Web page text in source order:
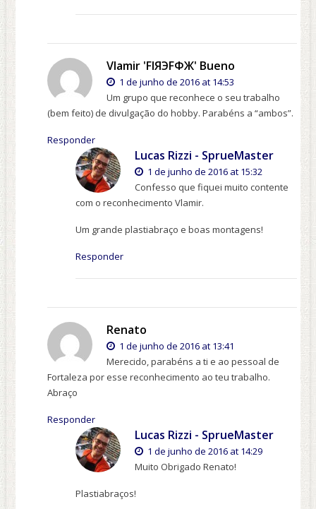
Vlamir 'FІЯЭFФЖ' Bueno
1 de junho de 2016 at 14:53
Um grupo que reconhece o seu trabalho
(bem feito) de divulgação do hobby. Parabéns a “ambos”.
Responder
Lucas Rizzi - SprueMaster
1 de junho de 2016 at 15:32
Confesso que fiquei muito contente
com o reconhecimento Vlamir.
Um grande plastiabraço e boas montagens!
Responder
Renato
1 de junho de 2016 at 13:41
Merecido, parabéns a ti e ao pessoal de
Fortaleza por esse reconhecimento ao teu trabalho.
Abraço
Responder
Lucas Rizzi - SprueMaster
1 de junho de 2016 at 14:29
Muito Obrigado Renato!
Plastiabraços!